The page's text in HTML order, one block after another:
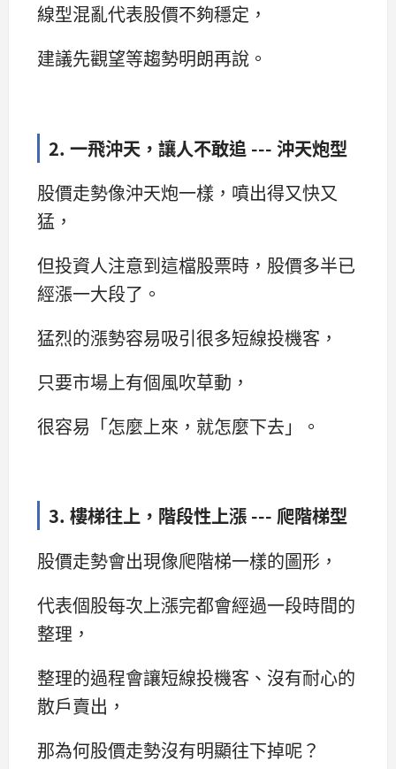
線型混亂代表股價不夠穩定，
建議先觀望等趨勢明朗再說。
2. 一飛沖天，讓人不敢追 --- 沖天炮型
股價走勢像沖天炮一樣，噴出得又快又
猛，
但投資人注意到這檔股票時，股價多半已
經漲一大段了。
猛烈的漲勢容易吸引很多短線投機客，
只要市場上有個風吹草動，
很容易「怎麼上來，就怎麼下去」。
3. 樓梯往上，階段性上漲 --- 爬階梯型
股價走勢會出現像爬階梯一樣的圖形，
代表個股每次上漲完都會經過一段時間的
整理，
整理的過程會讓短線投機客、沒有耐心的
散戶賣出，
那為何股價走勢沒有明顯往下掉呢？